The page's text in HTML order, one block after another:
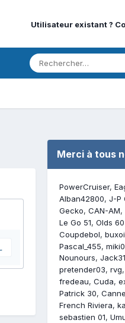
Utilisateur existant ?
Merci à tous
PowerCruiser
Alban42800 J-P
Gecko CAN-AM
Le Go 51 Olds
Coupdebol
Pascal_455
Nounours
pretender03 rvg
fredeau Cuda
Patrick 30
French Riviera
sebastien 01